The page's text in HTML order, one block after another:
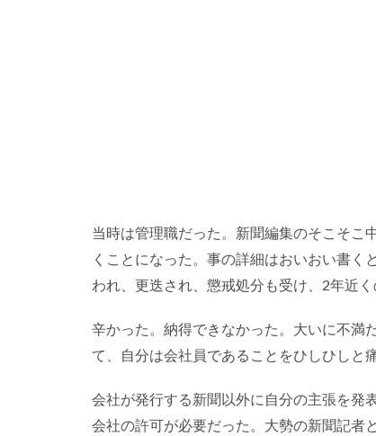
当時は管理職だった。新聞編集のそこそこ
くことになった。事の詳細はおいおい書
われ、更迭され、懲戒処分も受け、2年近
辛かった。納得できなかった。大いに不満
て、自分は会社員であることをひしひしと
会社が発行する新聞以外に自分の主張を発
会社の許可が必要だった。大勢の新聞記者